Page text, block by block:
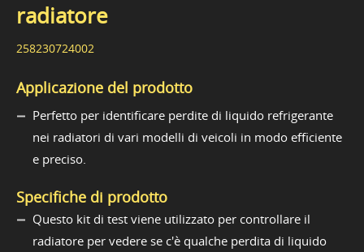
radiatore
258230724002
Applicazione del prodotto
Perfetto per identificare perdite di liquido refrigerante
nei radiatori di vari modelli di veicoli in modo efficiente
e preciso.
Specifiche di prodotto
Questo kit di test viene utilizzato per controllare il
radiatore per vedere se c'è qualche perdita di liquido